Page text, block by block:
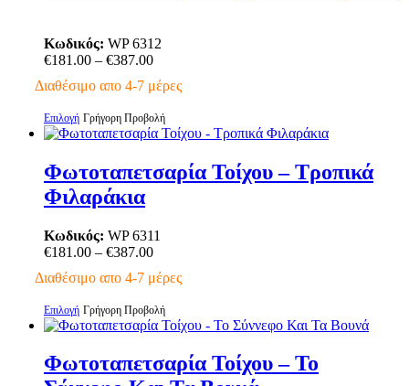
Κωδικός: WP 6312
€181.00 – €387.00Price
€181.00
€387.00
Διαθέσιμο απο 4-7 μέρες
Επιλογή Αυτό
το
πολλαπλές
παραλλαγές.
επιλογές
μπορούν
επιλεγούν
σελίδα
του
Γρήγορη Προβολή
Φωτοταπετσαρία Τοίχου – Τροπικά
Φιλαράκια
Κωδικός: WP 6311
€181.00 – €387.00Price
€181.00
€387.00
Διαθέσιμο απο 4-7 μέρες
Επιλογή Αυτό
το
έχει
πολλαπλές
Γρήγορη Προβολή
Φωτοταπετσαρία Τοίχου – Το